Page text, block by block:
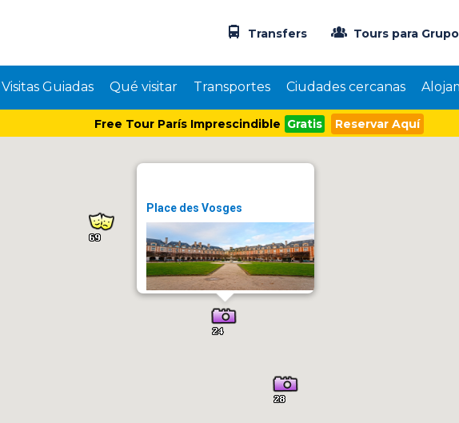
Free Tour París Imprescindible Gratis Reservar Aquí
Tours para
Transfers
Guiadas Qué visitar Transportes Ciudades cercanas
Place des Vosges